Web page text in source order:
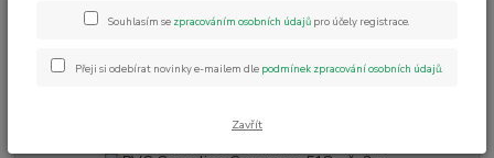
PVC podlahy PVC Greenline Camargue 518 - š. 2 m
PVC Greenline Camargue 518 - š.
Souhlasím se zpracováním osobních údajů pro účely registrace.
Přeji si odebírat novinky e-mailem dle podmínek zpracování osobních údajů.
Zavřít